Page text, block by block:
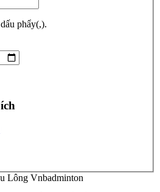
phẩy(,).
Lông Vnbadminton